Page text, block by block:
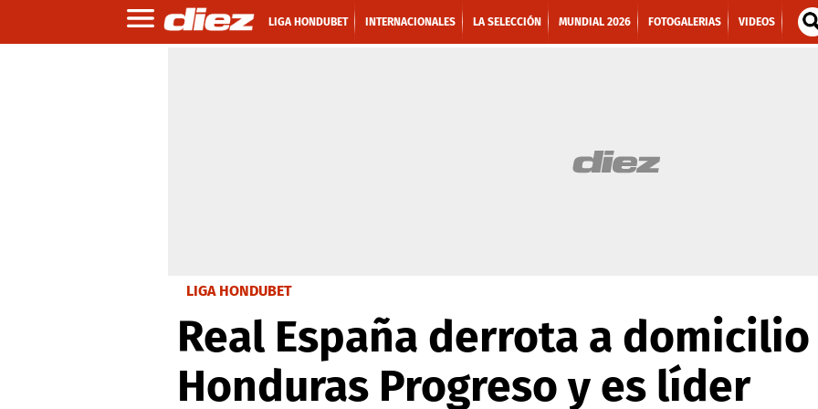
LIGA HONDUBET INTERNACIONALES LA SELECCIÓN MUNDIAL 2026 FOTOGALERIAS VIDEOS
LIGA HONDUBET
Real España derrota a
Honduras Progreso y es líder